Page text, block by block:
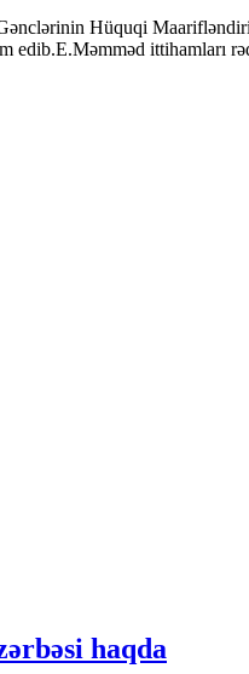
Hüquqi
edib.E.Məmməd
haqda